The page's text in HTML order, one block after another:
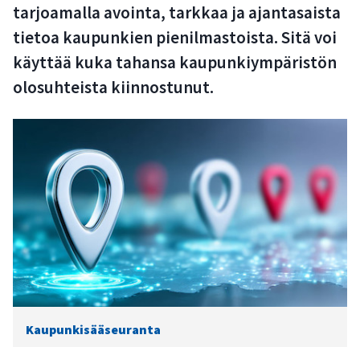
tarjoamalla avointa, tarkkaa ja ajantasaista
tietoa kaupunkien pienilmastoista. Sitä voi
käyttää kuka tahansa kaupunkiympäristön
olosuhteista kiinnostunut.
Kaupunkisääseuranta